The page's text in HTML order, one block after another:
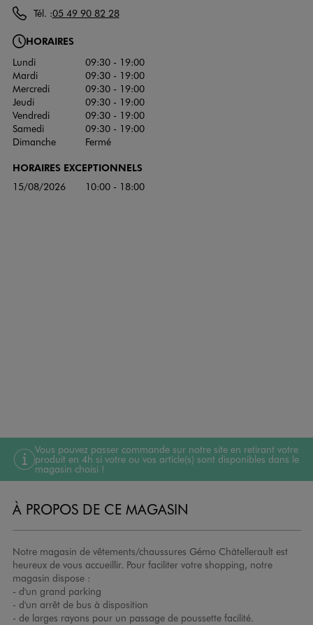
Tél. :05 49 90 82 28
HORAIRES
Lundi
09:30 - 19:00
Mardi
09:30 - 19:00
Mercredi
09:30 - 19:00
Jeudi
09:30 - 19:00
Vendredi
09:30 - 19:00
Samedi
09:30 - 19:00
Dimanche
Fermé
HORAIRES EXCEPTIONNELS
15/08/2026 10:00 - 18:00
Vous pouvez passer commande sur notre site en retirant votre
produit en 4h si votre ou vos article(s) sont disponibles dans le
magasin choisi !
À PROPOS DE CE MAGASIN
Notre magasin de vêtements/chaussures Gémo Châtellerault est
heureux de vous accueillir. Pour faciliter votre shopping, notre
magasin dispose :
- d'un grand parking
- d'un arrêt de bus à disposition
- de larges rayons pour un passage de poussette facilité.